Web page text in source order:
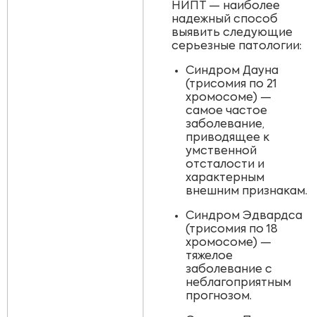
НИПТ — наиболее
надежный способ
выявить следующие
серьезные патологии:
Синдром Дауна
(трисомия по 21
хромосоме) —
самое частое
заболевание,
приводящее к
умственной
отсталости и
характерным
внешним признакам.
Синдром Эдвардса
(трисомия по 18
хромосоме) —
тяжелое
заболевание с
неблагоприятным
прогнозом.